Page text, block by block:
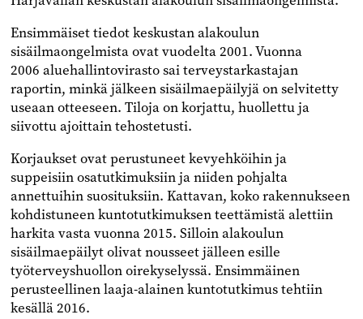
Ensimmäiset tiedot keskustan alakoulun
sisäilmaongelmista ovat vuodelta 2001. Vuonna
2006 aluehallintovirasto sai terveystarkastajan
raportin, minkä jälkeen sisäilmaepäilyjä on selvitetty
useaan otteeseen. Tiloja on korjattu, huollettu ja
siivottu ajoittain tehostetusti.
Korjaukset ovat perustuneet kevyehköihin ja
suppeisiin osatutkimuksiin ja niiden pohjalta
annettuihin suosituksiin. Kattavan, koko rakennukseen
kohdistuneen kuntotutkimuksen teettämistä alettiin
harkita vasta vuonna 2015. Silloin alakoulun
sisäilmaepäilyt olivat nousseet jälleen esille
työterveyshuollon oirekyselyssä. Ensimmäinen
perusteellinen laaja-alainen kuntotutkimus tehtiin
kesällä 2016.